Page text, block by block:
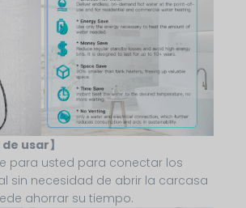
usar】
para usted para conectar los
sin necesidad de abrir la carcasa
ahorrar su tiempo.